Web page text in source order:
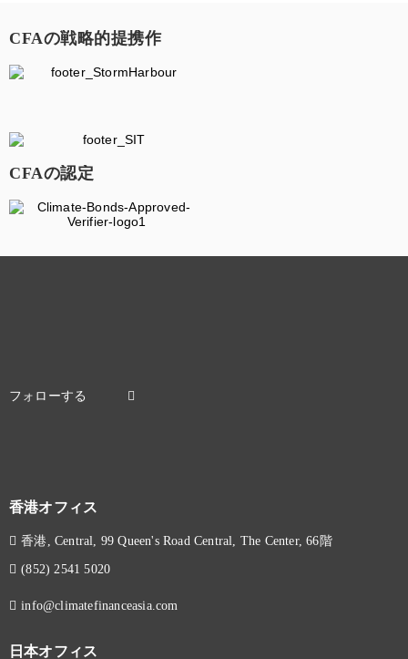
CFAの戦略的提携作
CFAの認定
香港オフィス
香港, Central, 99 Queen's Road Central, The Center, 66階
(852) 2541 5020
info@climatefinanceasia.com
日本オフィス